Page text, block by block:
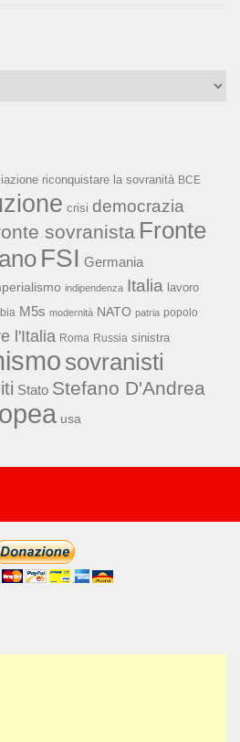
riconquistare la sovranità BCE
crisi democrazia
sovranista Fronte
FSI Germania
indipendenza Italia lavoro
M5s modernità NATO patria popolo
l'Italia Roma Russia sinistra
sovranisti
Stato Stefano D'Andrea
usa